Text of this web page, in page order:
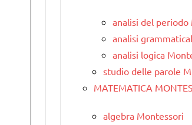
analisi del periodo
analisi
analisi logica
studio delle parole
MATEMATICA
algebra Montessori